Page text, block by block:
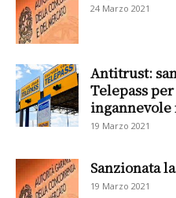
24 Marzo 2021
Antitrust:
Telepass
19 Marzo 2021
Sanzionata
19 Marzo 2021